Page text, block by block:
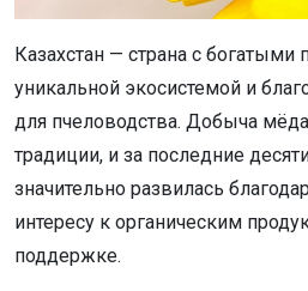
Казахстан — страна с
уникальной экосистемой и
для пчеловодства. Добыча
традиции, и за последние
значительно развилась
интересу к органическим
поддержке.